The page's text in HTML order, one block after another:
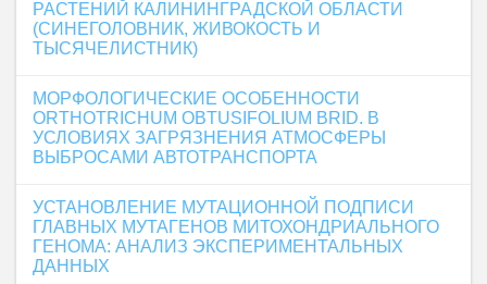
РАСТЕНИЙ КАЛИНИНГРАДСКОЙ ОБЛАСТИ
(СИНЕГОЛОВНИК, ЖИВОКОСТЬ И
ТЫСЯЧЕЛИСТНИК)
МОРФОЛОГИЧЕСКИЕ ОСОБЕННОСТИ
ORTHOTRICHUM OBTUSIFOLIUM BRID. В
УСЛОВИЯХ ЗАГРЯЗНЕНИЯ АТМОСФЕРЫ
ВЫБРОСАМИ АВТОТРАНСПОРТА
УСТАНОВЛЕНИЕ МУТАЦИОННОЙ ПОДПИСИ
ГЛАВНЫХ МУТАГЕНОВ МИТОХОНДРИАЛЬНОГО
ГЕНОМА: АНАЛИЗ ЭКСПЕРИМЕНТАЛЬНЫХ
ДАННЫХ